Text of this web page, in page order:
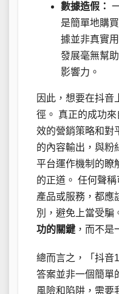
數據造假：
是簡單地購
據並非真實
發展毫無幫
影響力。
因此，想要在抖音
徑。 真正的成功
效的營銷策略和對
的內容輸出，與粉
平台運作機制的瞭
的正道。 任何聲
產品或服務，都應
別，避免上當受騙
功的關鍵 ，而不是
總而言之，「抖音
答案並非一個簡單
風險和陷阱，需要